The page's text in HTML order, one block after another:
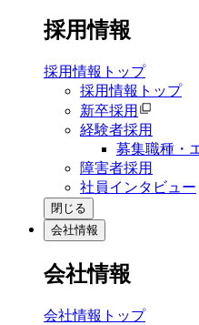
採用情報
採用情報トップ
採用情報トップ
新卒採用
経験者採用
募集職種・
障害者採用
社員インタビュー
閉じる
会社情報
会社情報
会社情報トップ